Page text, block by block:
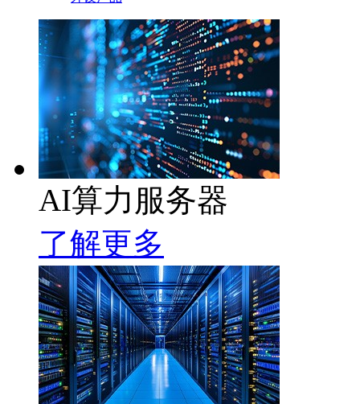
AI算力服务器
了解更多